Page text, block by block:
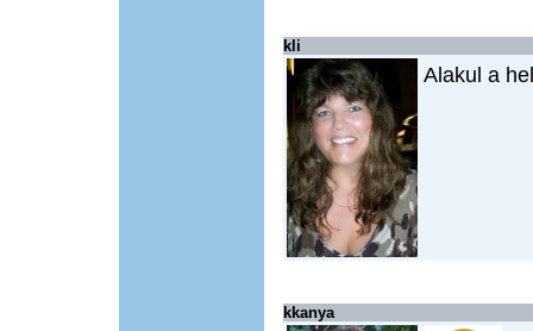
kli
Alakul a
kkanya